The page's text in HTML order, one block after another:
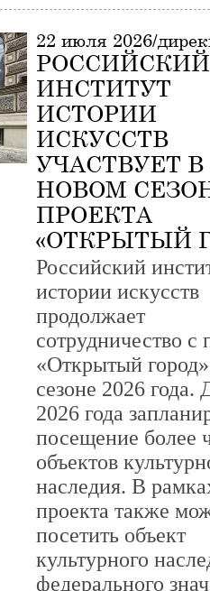
22 июля 2026/
РОССИЙСКИЙ
ИНСТИТУТ
ИСТОРИИ
ИСКУССТВ
УЧАСТВУЕТ В
НОВОМ
ПРОЕКТА
«ОТКРЫТЫЙ
Российский
истории искусств
продолжает
сотрудничество с
«Открытый
сезоне 2026 года.
2026 года
посещение более
объектов
наследия. В
проекта также
посетить объект
культурного
федерального